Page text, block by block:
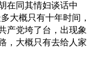
在同其情妇谈话中
大概只有十年时间，
产党垮了台，出现象
，大概只有去给人家